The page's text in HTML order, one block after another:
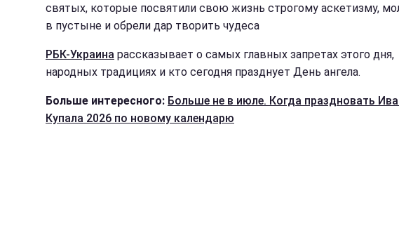
святых, которые посвятили свою жизнь строгому аскетизму,
в пустыне и обрели дар творить чудеса
РБК-Украина рассказывает о самых главных запретах этого дня,
народных традициях и кто сегодня празднует День ангела.
Больше интересного: Больше не в июле. Когда праздновать
Купала 2026 по новому календарю